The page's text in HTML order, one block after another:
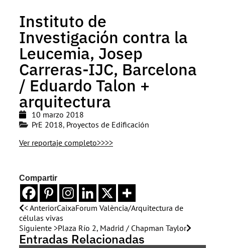
Instituto de
Investigación contra la
Leucemia, Josep
Carreras-IJC, Barcelona
/ Eduardo Talon +
arquitectura
10 marzo 2018
PrE 2018, Proyectos de Edificación
Ver reportaje completo>>>>
Compartir
< AnteriorCaixaForum València/Arquitectura de
células vivas
Siguiente >Plaza Río 2, Madrid / Chapman Taylor
Entradas Relacionadas